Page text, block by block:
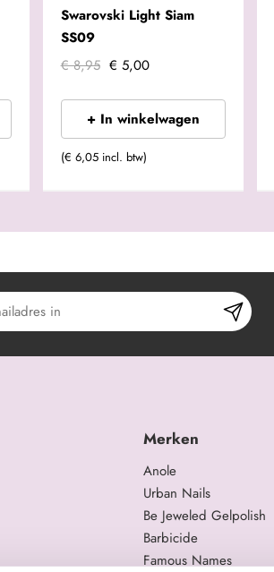
Swarovski Light Siam
SS09
€ 8,95 € 5,00
+ In winkelwagen
(€ 6,05 incl. btw)
Merken
Anole
Urban Nails
Be Jeweled Gelpolish
Barbicide
Famous Names